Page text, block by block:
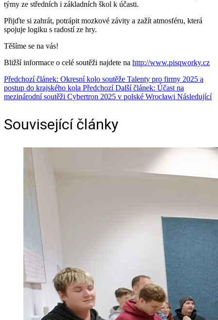
týmy ze středních i základních škol k účasti.
Přijďte si zahrát, potrápit mozkové závity a zažít atmosféru, která
spojuje logiku s radostí ze hry.
Těšíme se na vás!
Bližší informace o celé soutěži najdete na http://www.pisqworky.cz
Předchozí článek: Okresní kolo soutěže Talenty pro firmy 2025 a
postup do krajského kola Předchozí Další článek: Účast na
mezinárodní soutěži Cybertron 2025 v polské Wrocławi Následující
Související články